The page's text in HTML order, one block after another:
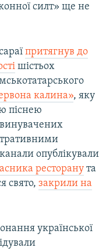
силт» ще не
притягнув до
шістьох
калина», яку
піснею
опублікували
ресторану та
свято, закрили на
української